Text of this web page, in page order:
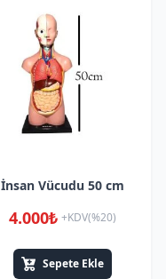
İnsan Vücudu 50 cm
4.000₺ +KDV(%20)
Sepete Ekle